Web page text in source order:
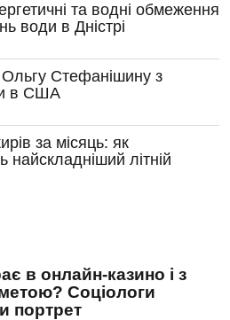
та водні обмеження
води в Дністрі
Ольгу Стефанішину з
в США
за місяць: як
найскладніший літній
в онлайн-казино і з
Соціологи
портрет